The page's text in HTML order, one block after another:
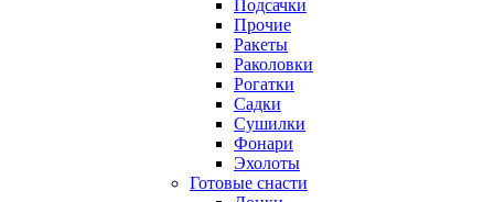
Подсачки
Прочие
Ракеты
Раколовки
Рогатки
Садки
Сушилки
Фонари
Эхолоты
Готовые снасти